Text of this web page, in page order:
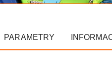
PARAMETRY